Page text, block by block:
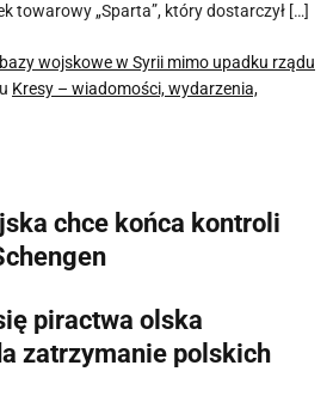
towarowy „Sparta”, który dostarczył […]
wojskowe w Syrii mimo upadku rządu
Kresy – wiadomości, wydarzenia,
chce końca kontroli
piractwa olska
zatrzymanie polskich